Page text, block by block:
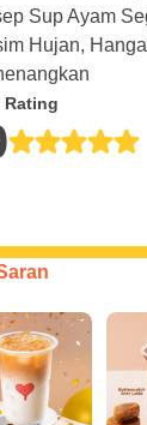
Sup Ayam
Hujan,
Rating